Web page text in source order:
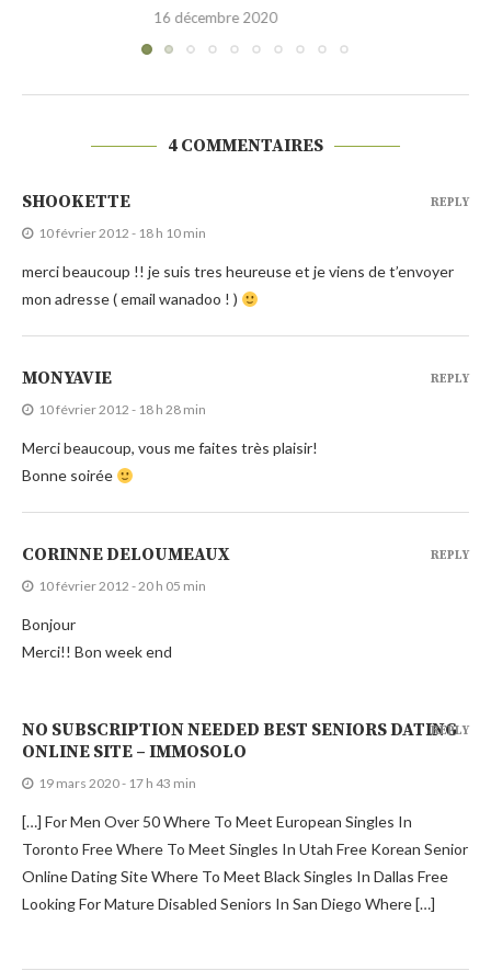
30 novembre 2020
4 COMMENTAIRES
SHOOKETTE
10 février 2012 - 18 h 10 min
merci beaucoup !! je suis tres heureuse et je viens de t’envoyer
mon adresse ( email wanadoo ! )
REPLY
MONYAVIE
10 février 2012 - 18 h 28 min
Merci beaucoup, vous me faites très plaisir!
Bonne soirée
REPLY
CORINNE DELOUMEAUX
10 février 2012 - 20 h 05 min
Bonjour
Merci!! Bon week end
REPLY
NO SUBSCRIPTION NEEDED BEST SENIORS DATING
ONLINE SITE – IMMOSOLO
19 mars 2020 - 17 h 43 min
[…] For Men Over 50 Where To Meet European Singles In
Toronto Free Where To Meet Singles In Utah Free Korean Senior
Online Dating Site Where To Meet Black Singles In Dallas Free
Looking For Mature Disabled Seniors In San Diego Where […]
REPLY